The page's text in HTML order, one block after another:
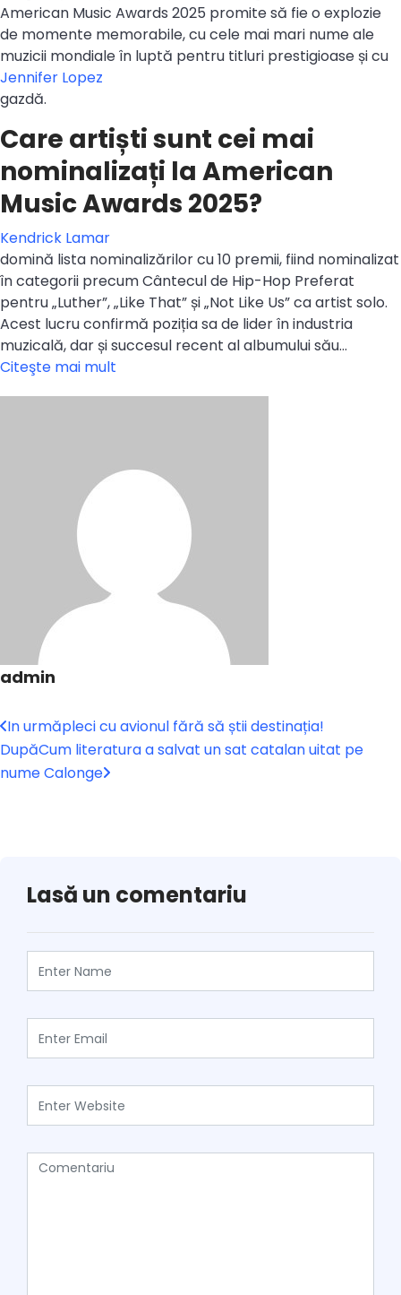
American Music Awards 2025 promite să fie o explozie
de momente memorabile, cu cele mai mari nume ale
muzicii mondiale în luptă pentru titluri prestigioase și cu
Jennifer Lopez
gazdă.
Care artiști sunt cei mai
nominalizați la American
Music Awards 2025?
Kendrick Lamar
domină lista nominalizărilor cu 10 premii, fiind nominalizat
în categorii precum Cântecul de Hip-Hop Preferat
pentru „Luther”, „Like That” și „Not Like Us” ca artist solo.
Acest lucru confirmă poziția sa de lider în industria
muzicală, dar și succesul recent al albumului său…
Citeşte mai mult
admin
In urmăpleci cu avionul fără să știi destinația!
DupăCum literatura a salvat un sat catalan uitat pe
nume Calonge
Lasă un comentariu